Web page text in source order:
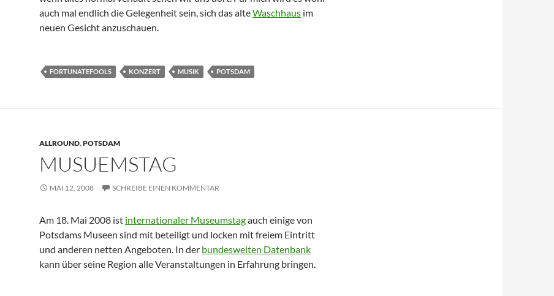
auch mal endlich die Gelegenheit sein, sich das alteWaschhaus im
neuen Gesicht anzuschauen.
FORTUNATEFOOLS KONZERT MUSIK POTSDAM
ALLROUND,POTSDAM
MUSUEMSTAG
MAI 12, 2008 SCHREIBE EINEN KOMMENTAR
Am 18. Mai 2008 ist internationaler Museumstagauch einige von
Potsdams Museen sind mit beteiligt und locken mit freiem Eintritt
und anderen netten Angeboten. In der bundesweiten Datenbank
kann über seine Region alle Veranstaltungen in Erfahrung bringen.